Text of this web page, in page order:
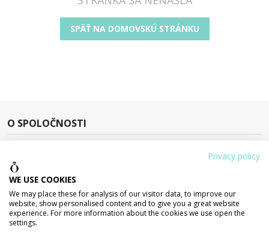
SPÄŤ NA DOMOVSKÚ STRÁNKU
O SPOLOČNOSTI
Patríme medzi najstaršie zlatníctvo,
ktoré sa začalo zaoberať internetovým
predajom šperkov.
Privacy policy
WE USE COOKIES
We may place these for analysis of our visitor data, to improve our
website, show personalised content and to give you a great website
experience. For more information about the cookies we use open the
settings.